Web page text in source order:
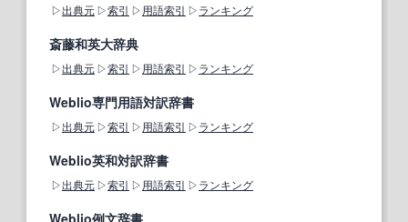
出典元 索引 用語索引 ランキング
斎藤和英大辞典
出典元 索引 用語索引 ランキング
Weblio専門用語対訳辞書
出典元 索引 用語索引 ランキング
Weblio英和対訳辞書
出典元 索引 用語索引 ランキング
Weblio例文辞書